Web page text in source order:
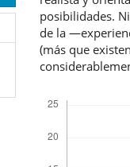
posibilidades.
de la
(más que